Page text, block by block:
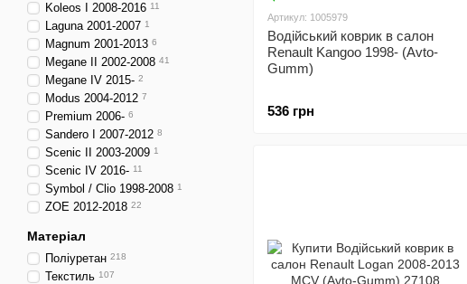
Артикул: 1005979
Водійський коврик в салон
Renault Kangoo 1998- (Avto-
Gumm)
536 грн
Koleos I 2008-2016 11
Laguna 2001-2007 1
Magnum 2001-2013 6
Megane II 2002-2008 41
Megane IV 2015- 2
Modus 2004-2012 7
Premium 2006- 6
Sandero I 2007-2012 8
Scenic II 2003-2009 1
Scenic IV 2016- 11
Symbol / Clio 1998-2008 1
ZOE 2012-2018 22
Матеріал
Поліуретан 218
Текстиль 107